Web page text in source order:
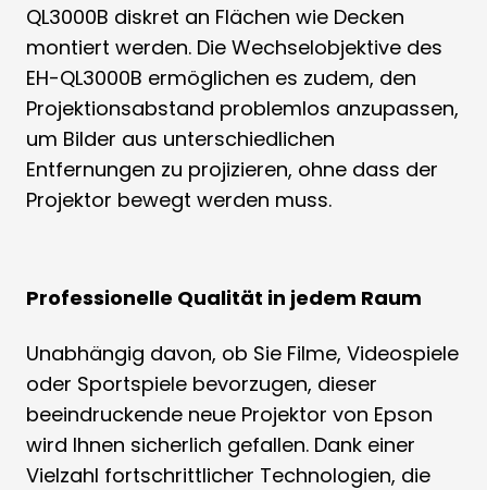
QL3000B diskret an Flächen wie Decken
montiert werden. Die Wechselobjektive des
EH-QL3000B ermöglichen es zudem, den
Projektionsabstand problemlos anzupassen,
um Bilder aus unterschiedlichen
Entfernungen zu projizieren, ohne dass der
Projektor bewegt werden muss.
Professionelle Qualität in jedem Raum
Unabhängig davon, ob Sie Filme, Videospiele
oder Sportspiele bevorzugen, dieser
beeindruckende neue Projektor von Epson
wird Ihnen sicherlich gefallen. Dank einer
Vielzahl fortschrittlicher Technologien, die